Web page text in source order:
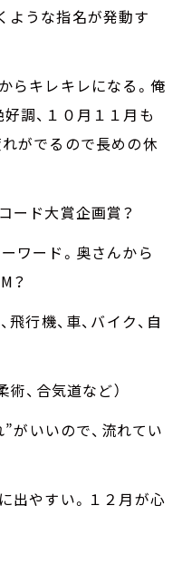
ような指名が発動す
らキレキレになる。俺
調、１０月１１月も
がでるので長めの休
ード大賞企画賞？
ワード。奥さんから
？
飛行機、車、バイク、自
術、合気道など）
”がいいので、流れてい
出やすい。１２月が心